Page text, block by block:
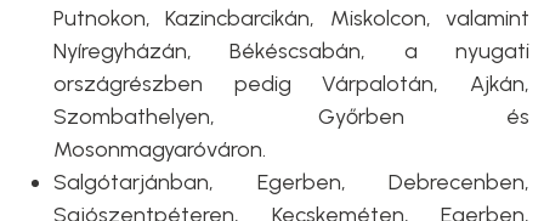
Putnokon, Kazincbarcikán, Miskolcon, valamint
Nyíregyházán, Békéscsabán, a nyugati
országrészben pedig Várpalotán, Ajkán,
Szombathelyen, Győrben és
Mosonmagyaróváron.
Salgótarjánban, Egerben, Debrecenben,
Sajószentpéteren, Kecskeméten, Egerben,